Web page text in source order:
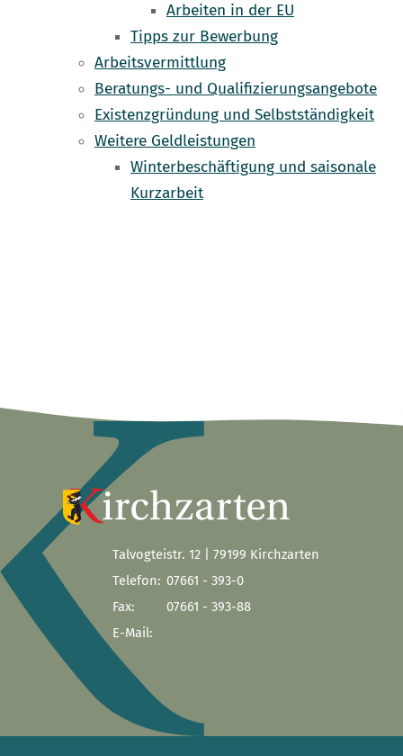
Arbeiten in der EU
Tipps zur Bewerbung
Arbeitsvermittlung
Beratungs- und Qualifizierungsangebote
Existenzgründung und Selbstständigkeit
Weitere Geldleistungen
Winterbeschäftigung und saisonale
Kurzarbeit
Talvogteistr. 12 | 79199 Kirchzarten
Telefon: 07661 - 393-0
Fax:
07661 - 393-88
E-Mail: